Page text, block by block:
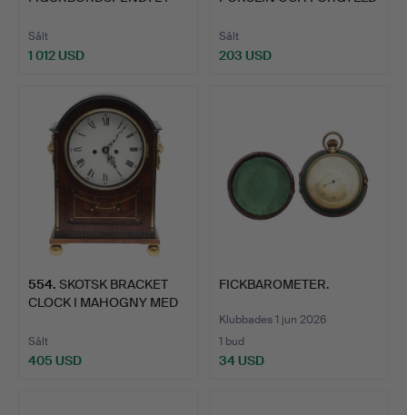
Sålt
1 012 USD
Sålt
203 USD
554. SKOTSK BRACKET
CLOCK I MAHOGNY MED
Sålt
405 USD
FICKBAROMETER.
Klubbades 1 jun 2026
1 bud
34 USD